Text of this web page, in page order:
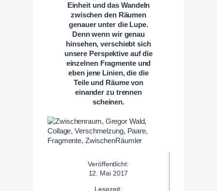
Einheit und das Wandeln
zwischen den Räumen
genauer unter die Lupe.
Denn wenn wir genau
hinsehen, verschiebt sich
unsere Perspektive auf die
einzelnen Fragmente und
eben jene Linien, die die
Teile und Räume von
einander zu trennen
scheinen.
Veröffentlicht:
12. Mai 2017
Lesezeit: